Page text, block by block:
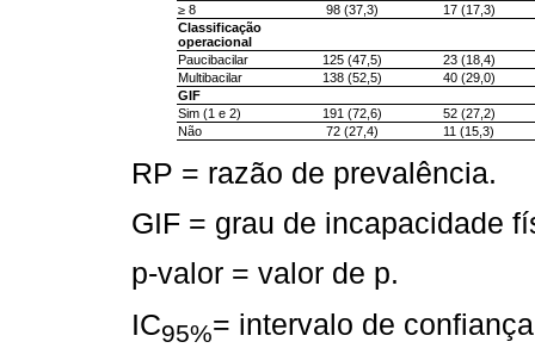
≥ 8
98 (37,3)
17 (17,3)
Classificação
operacional
Paucibacilar
125 (47,5)
23 (18,4)
Multibacilar
138 (52,5)
40 (29,0)
GIF
Sim (1 e 2)
191 (72,6)
52 (27,2)
Não
72 (27,4) 11 (15,3)
RP = razão de prevalência.
GIF = grau de incapacidade
p-valor = valor de p.
IC95%= intervalo de